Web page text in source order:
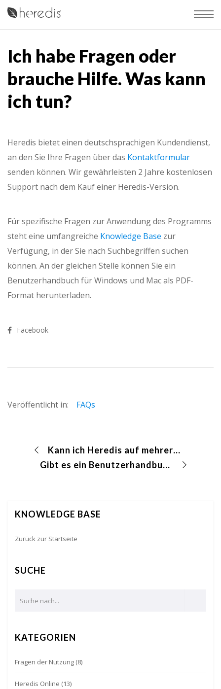
Ich habe Fragen oder
brauche Hilfe. Was kann
ich tun?
Heredis bietet einen deutschsprachigen Kundendienst,
an den Sie Ihre Fragen über das Kontaktformular
senden können. Wir gewährleisten 2 Jahre kostenlosen
Support nach dem Kauf einer Heredis-Version.
Für spezifische Fragen zur Anwendung des Programms
steht eine umfangreiche Knowledge Base zur
Verfügung, in der Sie nach Suchbegriffen suchen
können. An der gleichen Stelle können Sie ein
Benutzerhandbuch für Windows und Mac als PDF-
Format herunterladen.
Facebook
Veröffentlicht in: FAQs
Kann ich Heredis auf mehreren Geräten nutzen und installieren?
Gibt es ein Benutzerhandbuch auf Deutsch?
KNOWLEDGE BASE
Zurück zur Startseite
SUCHE
KATEGORIEN
Fragen der Nutzung (8)
Heredis Online (13)